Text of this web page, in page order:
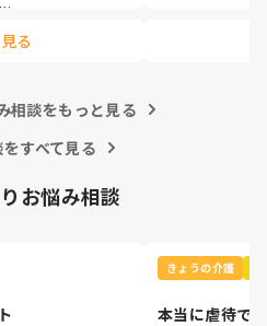
、、
します。
る
相談をもっと見る
すべて見る
お悩み相談
きょうの介護
本当に虐待で